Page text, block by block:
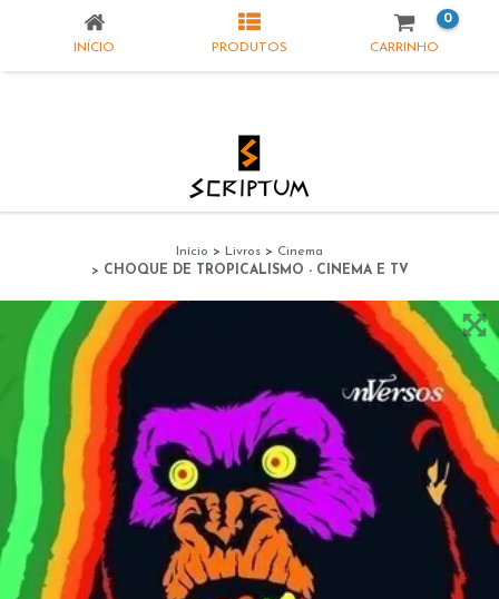
INÍCIO PRODUTOS CARRINHO
0
Início > Livros > Cinema
> CHOQUE DE TROPICALISMO - CINEMA E TV